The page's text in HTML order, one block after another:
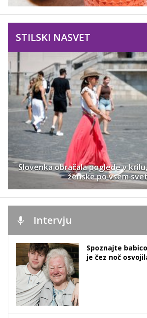
STILSKI NASVET
Slovenka obračala poglede v
ženske po vsem
Intervju
Spoznajte
je čez noč